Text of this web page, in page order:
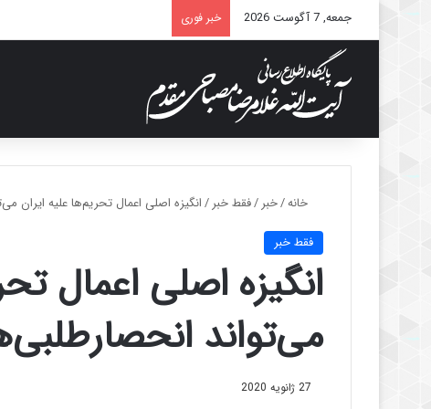
جمعه, 7 آگوست 2026 خبر فوری
خانه/خبر /فقط خبر /انگیزه اصلی اعمال تحریم‌ها علیه ایران
فقط خبر
انگیزه اصلی اعمال
می‌تواند
27 ژانویه 2020